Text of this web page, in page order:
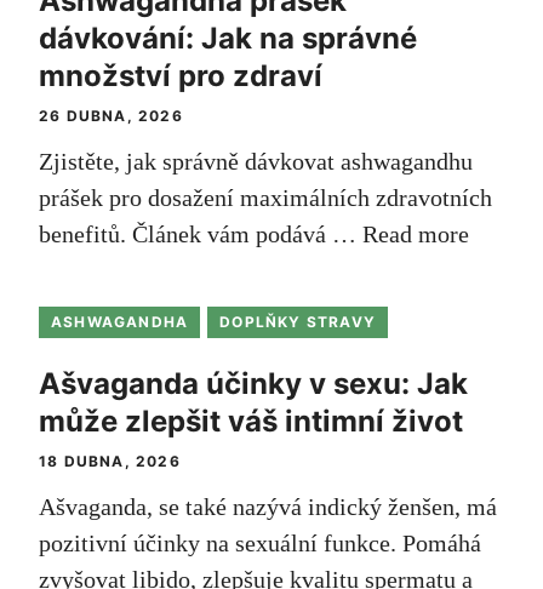
dávkování: Jak na správné
množství pro zdraví
26 DUBNA, 2026
Zjistěte, jak správně dávkovat ashwagandhu
prášek pro dosažení maximálních zdravotních
benefitů. Článek vám podává … Read more
ASHWAGANDHA DOPLŇKY STRAVY
Ašvaganda účinky v sexu: Jak
může zlepšit váš intimní život
18 DUBNA, 2026
Ašvaganda, se také nazývá indický ženšen, má
pozitivní účinky na sexuální funkce. Pomáhá
zvyšovat libido, zlepšuje kvalitu spermatu a